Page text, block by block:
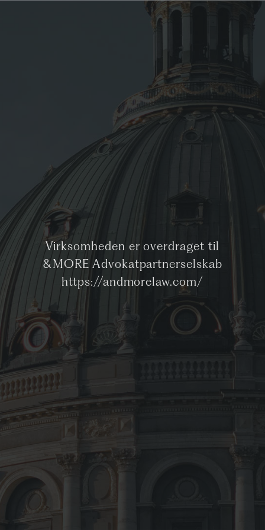
Virksomheden er overdraget til
&MORE Advokatpartnerselskab
https://andmorelaw.com/